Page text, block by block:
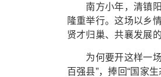
南方小年，清镇阳
隆重举行。这场以乡
贤才归巢、共襄发展
为何要开这样一场
百强县”，捧回“国家